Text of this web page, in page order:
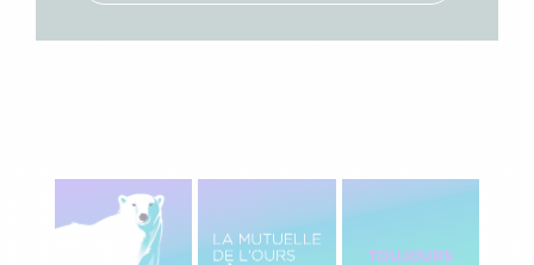
gauche